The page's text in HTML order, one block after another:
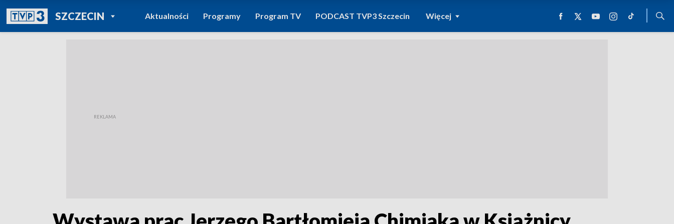
SZCZECINPOWRÓT DO
TVP REGIONY
Aktualności Programy Program TV PODCAST TVP3 Szczecin Więcej